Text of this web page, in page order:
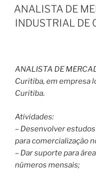
EM
ANALISTA DE
INDUSTRIAL DE
ANALISTA DE
Curitiba, em empresa
Curitiba.
Atividades:
– Desenvolver
para comercialização
– Dar suporte para
números mensais;